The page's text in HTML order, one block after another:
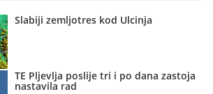
Slabiji zemljotres kod Ulcinja
TE Pljevlja poslije tri i po dana zastoja
nastavila rad